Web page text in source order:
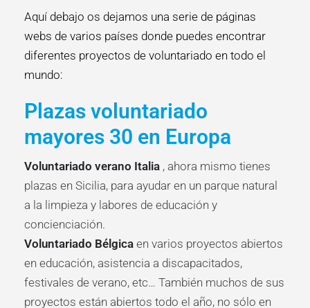
Aquí debajo os dejamos una serie de páginas
webs de varios países donde puedes encontrar
diferentes proyectos de voluntariado en todo el
mundo:
Plazas voluntariado
mayores 30 en Europa
Voluntariado verano Italia , ahora mismo tienes
plazas en Sicilia, para ayudar en un parque natural
a la limpieza y labores de educación y
concienciación.
Voluntariado Bélgica en varios proyectos abiertos
en educación, asistencia a discapacitados,
festivales de verano, etc… También muchos de sus
proyectos están abiertos todo el año, no sólo en